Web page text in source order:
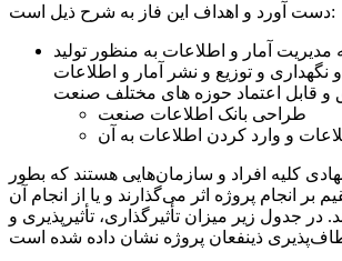
دست آورد و اهداف این فاز به شرح ذیل است:
مدیریت آمار و اطلاعات به منظور تولید
و توزیع و نشر آمار و اطلاعات
و قابل اعتماد حوزه های مختلف صنعت
طراحی بانک اطلاعات صنعت
و وارد کردن اطلاعات به آن
کليه افراد و سازمان‌هايی هستند که بطور
بر انجام پروژه اثر می‌گذارند و یا از انجام آن
در جدول زير ميزان تأثير‌گذاری، تأثیرپذیری و